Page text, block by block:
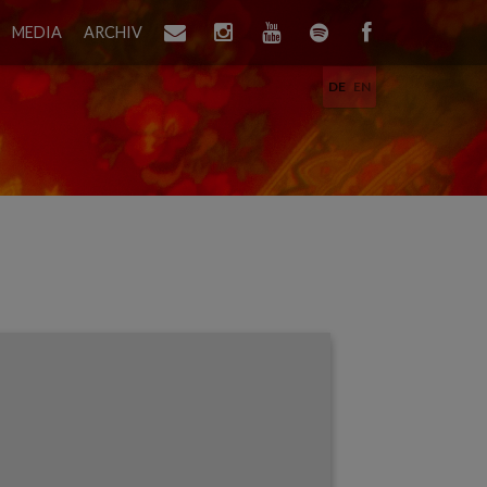
DE EN
MEDIA ARCHIV